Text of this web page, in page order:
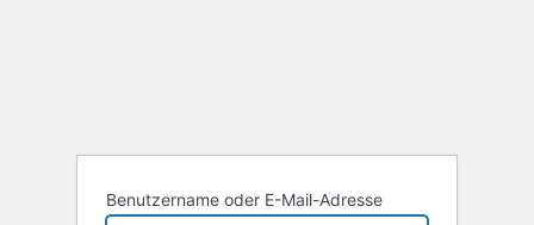
Benutzername oder E-Mail-Adresse